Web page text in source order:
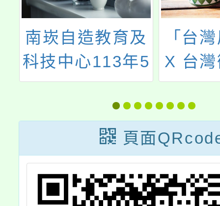
南崁自造教育及
科技中心113年5
月份教師增能研
「台
X 台
位素
全》
線
頁面